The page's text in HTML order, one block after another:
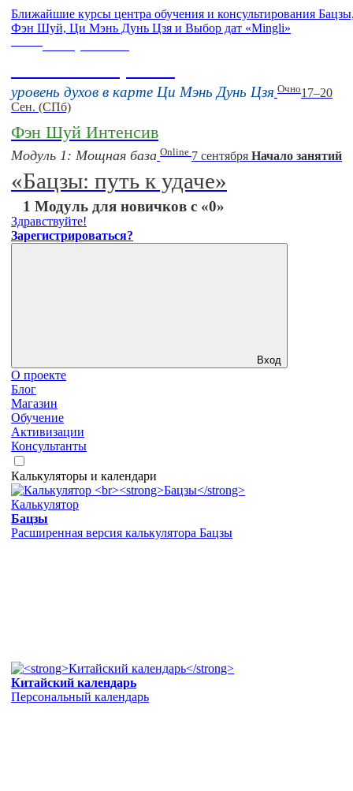
Ближайшие курсы центра обучения и консультирования
Фэн Шуй, Ци Мэнь Дунь Цзя и Выбор дат «Mingli»
уровень духов в карте Ци Мэнь Дунь Цзя Очно17–20
Сен. (СПб)
Фэн Шуй Интенсив
Модуль 1: Мощная база Online 7 сентября Начало занятий
«Бацзы: путь к удаче»
1 Модуль для новичков с «0»
Здравствуйте!
Зарегистрироваться?
Вход
О проекте
Блог
Магазин
Обучение
Активизации
Консультанты
Калькуляторы и календари
Калькулятор
Бацзы
Расширенная версия калькулятора Бацзы
Китайский календарь
Персональный календарь